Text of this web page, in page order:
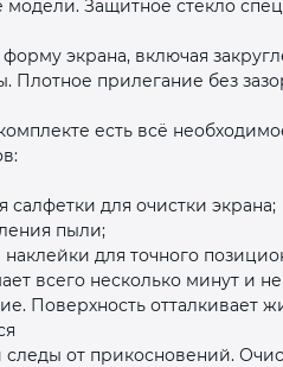
модели. Защитное стекло
экрана, включая
Плотное прилегание без
есть всё
салфетки для очистки экрана;
пыли;
для точного
всего несколько минут и
Поверхность отталкивает
следы от прикосновений.